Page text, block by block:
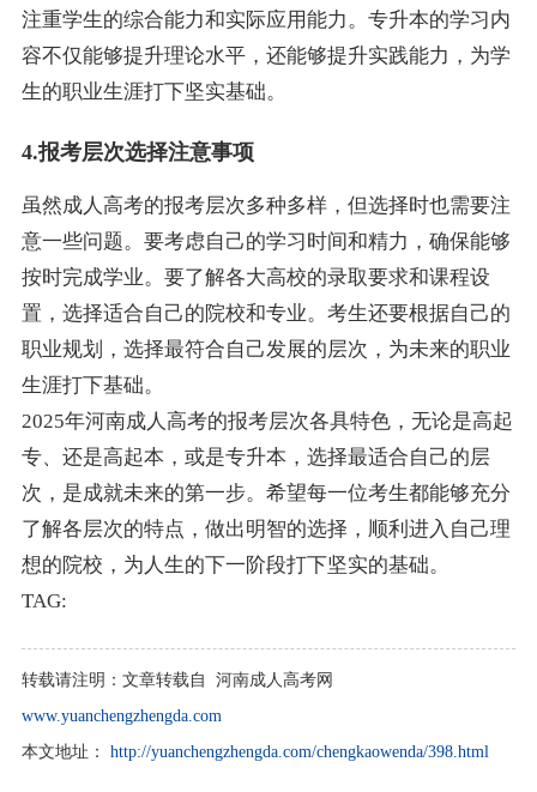
注重学生的综合能力和实际应用能力。专升本的学习内
容不仅能够提升理论水平，还能够提升实践能力，为学
生的职业生涯打下坚实基础。
4.报考层次选择注意事项
虽然成人高考的报考层次多种多样，但选择时也需要注
意一些问题。要考虑自己的学习时间和精力，确保能够
按时完成学业。要了解各大高校的录取要求和课程设
置，选择适合自己的院校和专业。考生还要根据自己的
职业规划，选择最符合自己发展的层次，为未来的职业
生涯打下基础。
2025年河南成人高考的报考层次各具特色，无论是高起
专、还是高起本，或是专升本，选择最适合自己的层
次，是成就未来的第一步。希望每一位考生都能够充分
了解各层次的特点，做出明智的选择，顺利进入自己理
想的院校，为人生的下一阶段打下坚实的基础。
TAG:
转载请注明： 文章转载自 河南成人高考网
www.yuanchengzhengda.com
本文地址：
http://yuanchengzhengda.com/chengkaowenda/398.html